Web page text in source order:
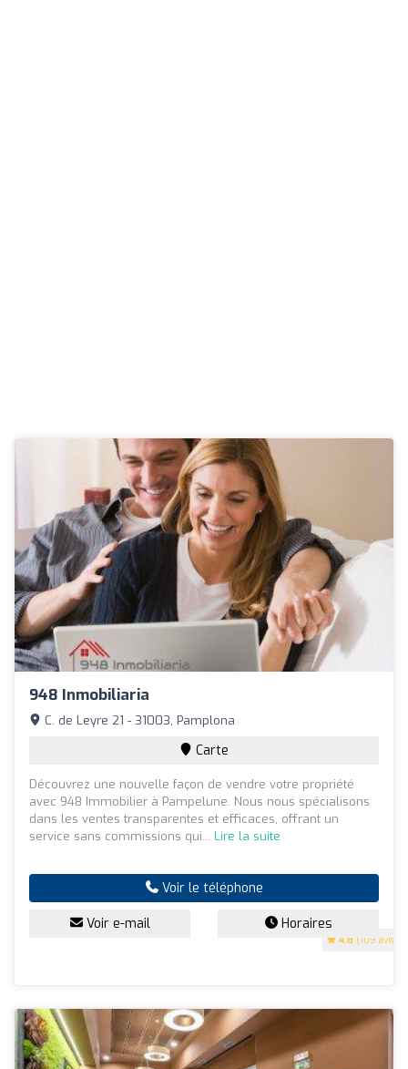
948 Inmobiliaria
4.8 (109 avis)
C. de Leyre 21 - 31003, Pamplona
Carte
Découvrez une nouvelle façon de vendre votre propriété
avec 948 Immobilier à Pampelune. Nous nous spécialisons
dans les ventes transparentes et efficaces, offrant un
service sans commissions qui... Lire la suite
Voir le téléphone
Voir e-mail Horaires